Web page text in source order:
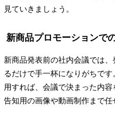
見ていきましょう。
新商品プロモーションで
新商品発表前の社内会議では
るだけで手一杯になりがちで
用すれば、会議で決まった内容
告知用の画像や動画制作まで任